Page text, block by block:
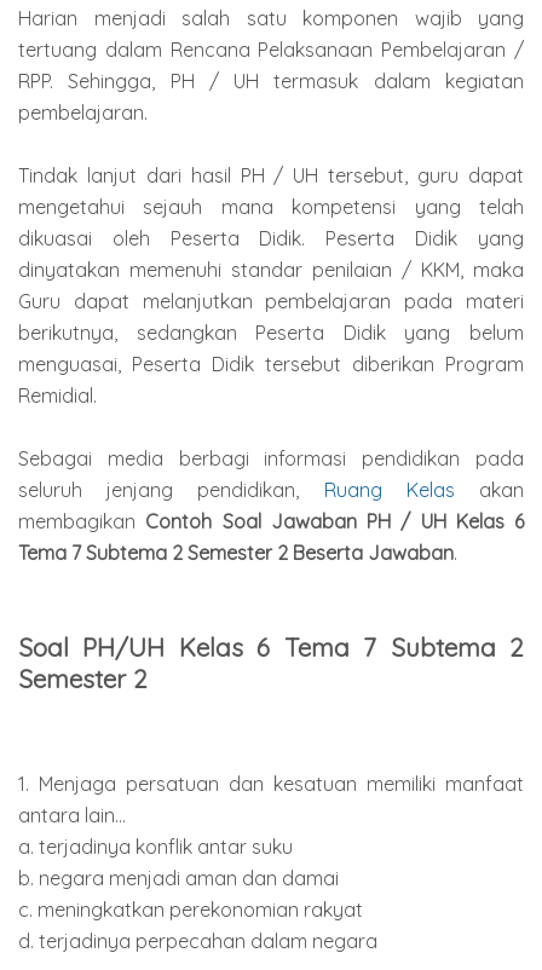
Harian menjadi salah satu komponen wajib yang
tertuang dalam Rencana Pelaksanaan Pembelajaran /
RPP. Sehingga, PH / UH termasuk dalam kegiatan
pembelajaran.
Tindak lanjut dari hasil PH / UH tersebut, guru dapat
mengetahui sejauh mana kompetensi yang telah
dikuasai oleh Peserta Didik. Peserta Didik yang
dinyatakan memenuhi standar penilaian / KKM, maka
Guru dapat melanjutkan pembelajaran pada materi
berikutnya, sedangkan Peserta Didik yang belum
menguasai, Peserta Didik tersebut diberikan Program
Remidial.
Sebagai media berbagi informasi pendidikan pada
seluruh jenjang pendidikan, Ruang Kelas akan
membagikan Contoh Soal Jawaban PH / UH Kelas 6
Tema 7 Subtema 2 Semester 2 Beserta Jawaban.
Soal PH/UH Kelas 6 Tema 7 Subtema 2
Semester 2
1. Menjaga persatuan dan kesatuan memiliki manfaat
antara lain...
a. terjadinya konflik antar suku
b. negara menjadi aman dan damai
c. meningkatkan perekonomian rakyat
d. terjadinya perpecahan dalam negara